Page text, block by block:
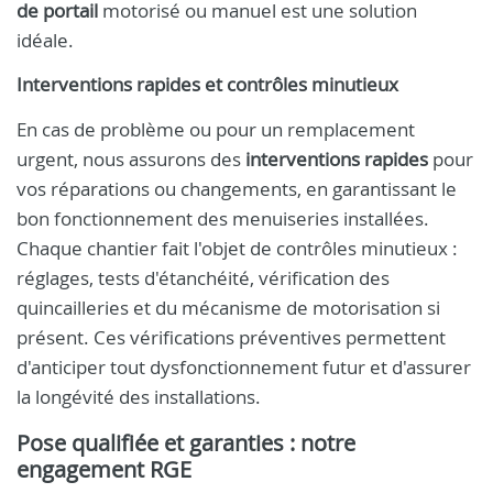
de portail motorisé ou manuel est une solution
idéale.
Interventions rapides et contrôles minutieux
En cas de problème ou pour un remplacement
urgent, nous assurons des interventions rapides pour
vos réparations ou changements, en garantissant le
bon fonctionnement des menuiseries installées.
Chaque chantier fait l'objet de contrôles minutieux :
réglages, tests d'étanchéité, vérification des
quincailleries et du mécanisme de motorisation si
présent. Ces vérifications préventives permettent
d'anticiper tout dysfonctionnement futur et d'assurer
la longévité des installations.
Pose qualifiée et garanties : notre
engagement RGE